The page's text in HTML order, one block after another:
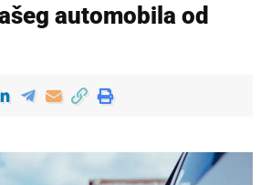
automobila od